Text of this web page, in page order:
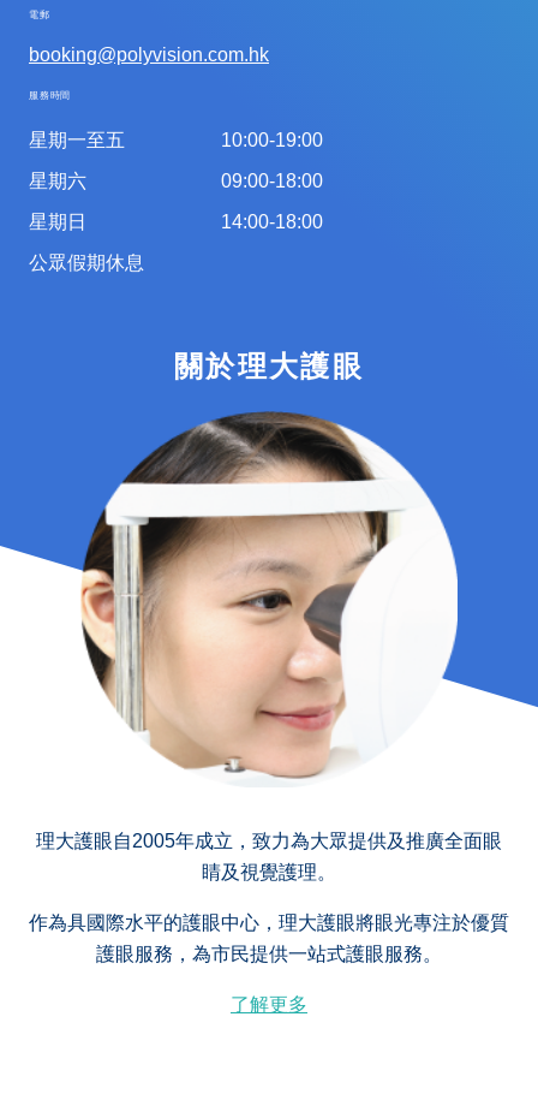
電郵
booking@polyvision.com.hk
服務時間
星期一至五
星期六
星期日
公眾假期休息
10:00-19:00
09:00-18:00
14:00-18:00
關於理大護眼
理大護眼自2005年成立，致力為大眾提供及推廣全面眼
睛及視覺護理。
作為具國際水平的護眼中心，理大護眼將眼光專注於優質
護眼服務，為市民提供一站式護眼服務。
了解更多